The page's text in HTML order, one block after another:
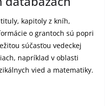
kapitoly z kníh,
o grantoch sú popri
súčasťou vedeckej
napríklad v oblasti
vied a matematiky.